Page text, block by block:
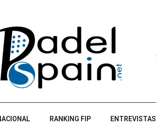
RANKING FIP ENTREVISTAS